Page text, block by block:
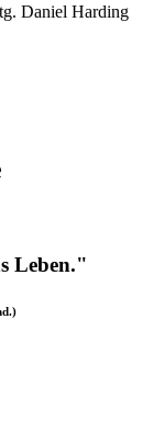
Daniel Harding
Leben."